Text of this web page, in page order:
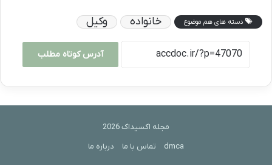
دسته های هم موضوع خانواده وکیل
آدرس کوتاه مطلب
مجله اکسیداک 2026
dmca
تماس با ما درباره ما